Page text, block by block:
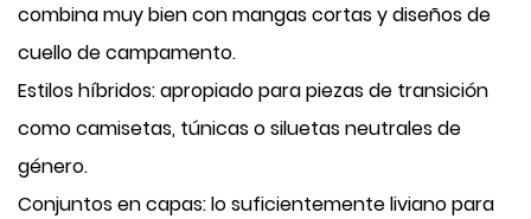
combina muy bien con mangas cortas y diseños de
cuello de campamento.
Estilos híbridos: apropiado para piezas de transición
como camisetas, túnicas o siluetas neutrales de
género.
Conjuntos en capas: lo suficientemente liviano para